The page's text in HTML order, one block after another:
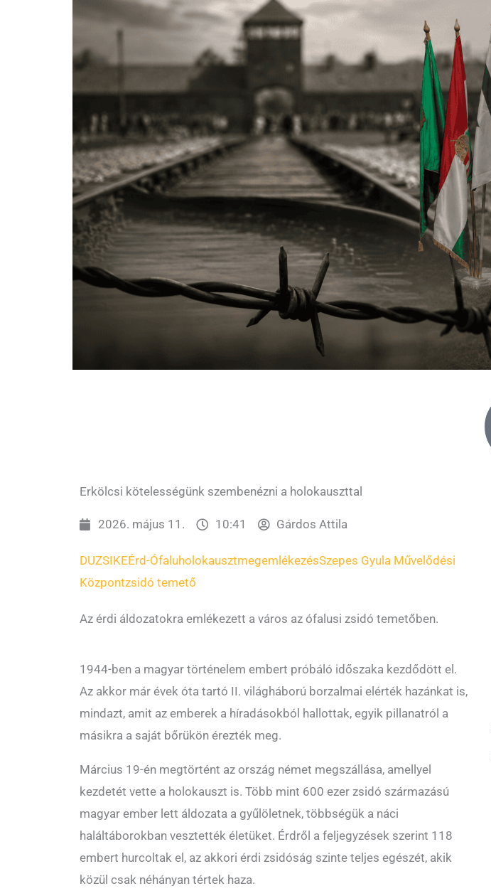
Erkölcsi kötelességünk szembenézni a holokauszttal
2026. május 11. 10:41 Gárdos Attila
DUZSIKEÉrd-ÓfaluholokausztmegemlékezésSzepes Gyula Művelődési
Központzsidó temető
Az érdi áldozatokra emlékezett a város az ófalusi zsidó temetőben.
1944-ben a magyar történelem embert próbáló időszaka kezdődött el.
Az akkor már évek óta tartó II. világháború borzalmai elérték hazánkat is,
mindazt, amit az emberek a híradásokból hallottak, egyik pillanatról a
másikra a saját bőrükön érezték meg.
Március 19-én megtörtént az ország német megszállása, amellyel
kezdetét vette a holokauszt is. Több mint 600 ezer zsidó származású
magyar ember lett áldozata a gyűlöletnek, többségük a náci
haláltáborokban vesztették életüket. Érdről a feljegyzések szerint 118
embert hurcoltak el, az akkori érdi zsidóság szinte teljes egészét, akik
közül csak néhányan tértek haza.